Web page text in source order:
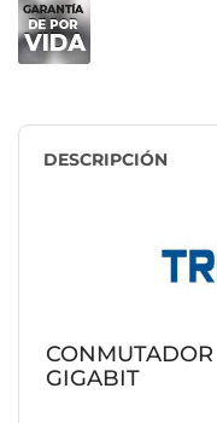
DESCRIPCIÓN
GIGABIT